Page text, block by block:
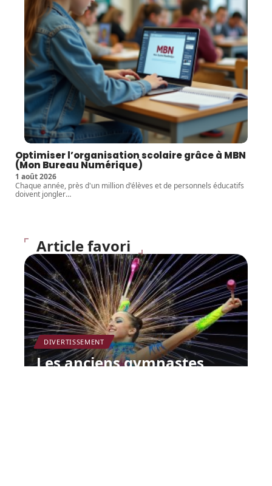
Optimiser l’organisation scolaire grâce à MBN
(Mon Bureau Numérique)
1 août 2026
Chaque année, près d'un million d'élèves et de personnels éducatifs
doivent jongler…
Article favori
DIVERTISSEMENT
Les anciens gymnastes